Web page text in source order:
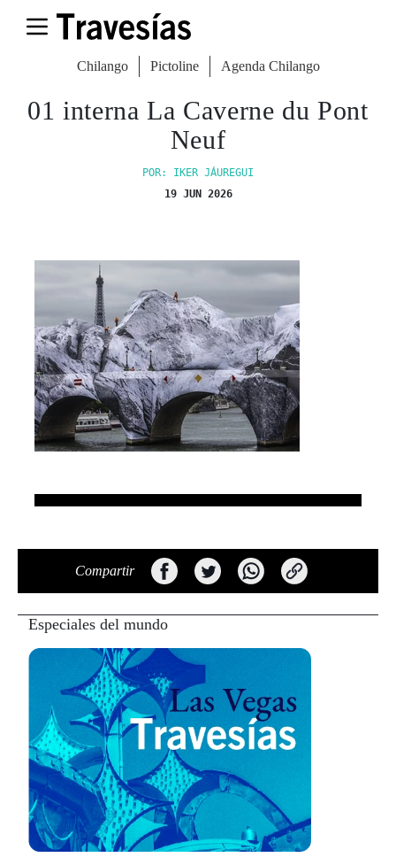
Chilango Pictoline Agenda Chilango
01 interna La Caverne du Pont
Neuf
POR: IKER JÁUREGUI
19 JUN 2026
Compartir
Especiales del mundo